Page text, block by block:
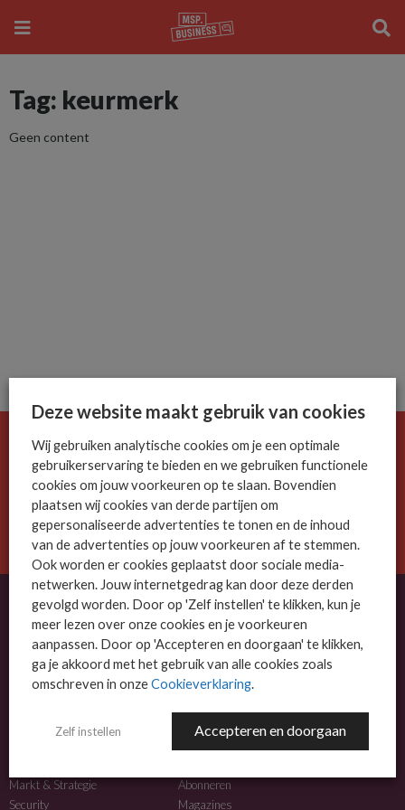
Tag: keurmerk
Geen content
De ICT-wereld is snel. Mis niets.
Meld je nu aan voor de MSP Business nieuwsbrief.
AANMELDEN
OVER MSP BUSINESS
MSP Business is het kennisplatform voor IT-dienstverleners met MKB-focus.
NIEUWS
Markt & Strategie
Security
MEER INFO
Abonneren
Magazines
Deze website maakt gebruik van cookies
Wij gebruiken analytische cookies om je een optimale
gebruikerservaring te bieden en we gebruiken functionele
cookies om jouw voorkeuren op te slaan. Bovendien
plaatsen wij cookies van derde partijen om
gepersonaliseerde advertenties te tonen en de inhoud
van de advertenties op jouw voorkeuren af te stemmen.
Ook worden er cookies geplaatst door sociale media-
netwerken. Jouw internetgedrag kan door deze derden
gevolgd worden. Door op 'Zelf instellen' te klikken, kun je
meer lezen over onze cookies en je voorkeuren
aanpassen. Door op 'Accepteren en doorgaan' te klikken,
ga je akkoord met het gebruik van alle cookies zoals
omschreven in onzeCookieverklaring.
Zelf instellen Accepteren en doorgaan